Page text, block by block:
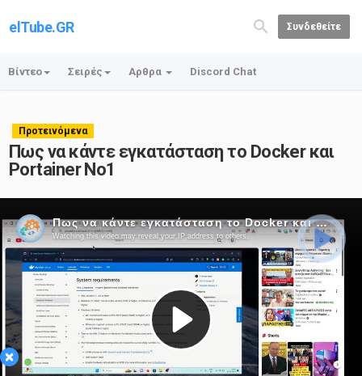
elTube.GR Συνδεθείτε
Βίντεο Σειρές Αρθρα Discord Chat
Προτεινόμενα
Πως να κάντε εγκατάσταση το Docker και
Portainer No1
×